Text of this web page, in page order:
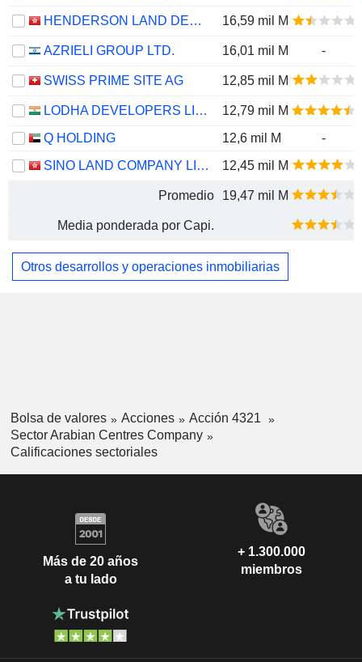
HENDERSON LAND DEVELOPMENT COMPANY LIMITED 16,59 mil M
AZRIELI GROUP LTD. 16,01 mil M -
SWISS PRIME SITE AG 12,85 mil M
LODHA DEVELOPERS LIMITED
12,79 mil M
Q HOLDING
12,6 mil M
-
SINO LAND COMPANY LIMITED
12,45 mil M
Promedio 19,47 mil M
Media ponderada por Capi.
Otros desarrollos y operaciones inmobiliarias
Bolsa de valores Acciones
Acción 4321
Sector Arabian Centres Company
Calificaciones sectoriales
Más de 20 años
a tu lado
+ 1.300.000
miembros